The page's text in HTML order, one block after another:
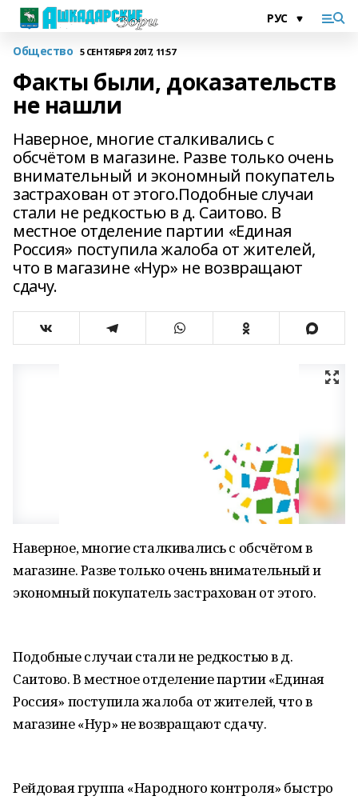
Общество 5 СЕНТЯБРЯ 2017, 11:57
Факты были, доказательств
не нашли
Наверное, многие сталкивались с
обсчётом в магазине. Разве только очень
внимательный и экономный покупатель
застрахован от этого.Подобные случаи
стали не редкостью в д. Саитово. В
местное отделение партии «Единая
Россия» поступила жалоба от жителей,
что в магазине «Нур» не возвращают
сдачу.
Наверное, многие сталкивались с обсчётом в
магазине. Разве только очень внимательный и
экономный покупатель застрахован от этого.
Подобные случаи стали не редкостью в д.
Саитово. В местное отделение партии «Единая
Россия» поступила жалоба от жителей, что в
магазине «Нур» не возвращают сдачу.
Рейдовая группа «Народного контроля» быстро